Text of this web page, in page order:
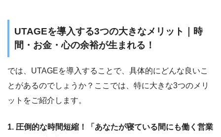
UTAGEを導入する3つの大きなメリット｜時
間・お金・心の余裕が生まれる！
では、UTAGEを導入することで、具体的にどんな良いこ
とがあるのでしょうか？ここでは、特に大きな3つのメリ
ットをご紹介します。
1. 圧倒的な時間短縮！「あなたが寝ている間にも働く営業